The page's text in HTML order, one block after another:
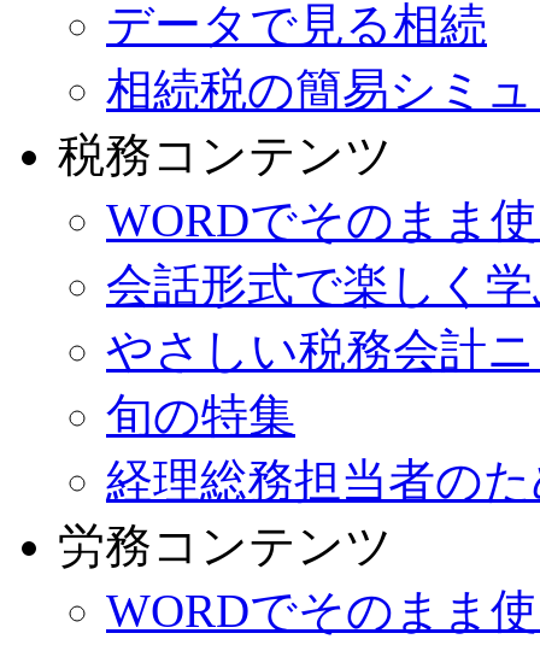
データで見る相続
相続税の簡易シミ
税務コンテンツ
WORDでそのまま
会話形式で楽しく
やさしい税務会計
旬の特集
経理総務担当者の
労務コンテンツ
WORDでそのまま